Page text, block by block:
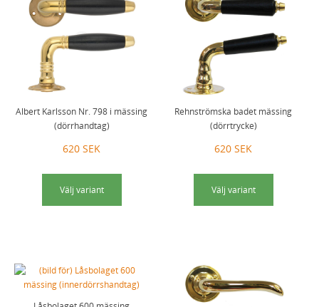
Albert Karlsson Nr. 798 i mässing
(dörrhandtag)
620 SEK
Välj variant
Rehnströmska badet mässing
(dörrtrycke)
620 SEK
Välj variant